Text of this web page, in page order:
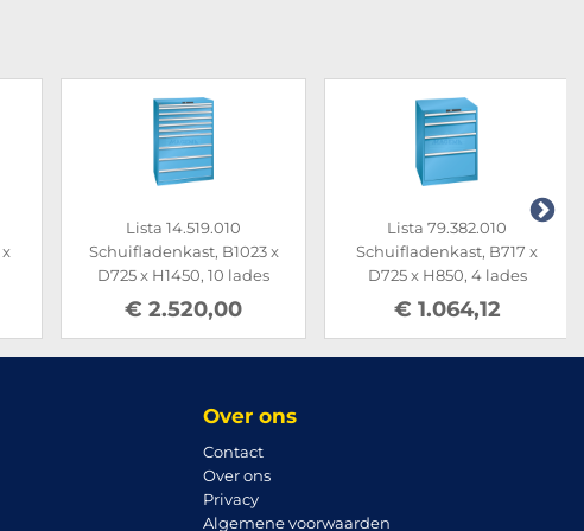
x
Lista 79.382.010
Schuifladenkast, B717 x
D725 x H850, 4 lades
€ 1.064,12
Lista 79.392.010
Schuifladenkast, B1023 x
D725 x H1000, 5 lades
€ 1.785,09
Over ons
Contact
Over ons
Privacy
Algemene voorwaarden